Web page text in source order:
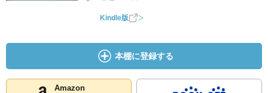
Kindle版
本棚に登録する
Amazon